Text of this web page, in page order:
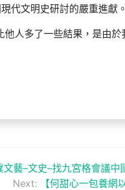
代文明史研討的嚴重進獻。
他人多了一些結果，是由
藝–文史–找九宮格會議中
Next:
【何甜心一包養